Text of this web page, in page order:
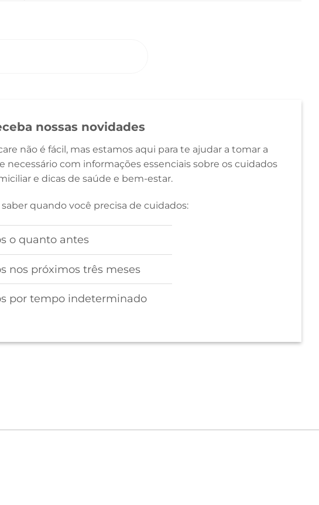
nossas novidades
não é fácil, mas estamos aqui para te ajudar a tomar a
com informações essenciais sobre os cuidados
e dicas de saúde e bem-estar.
quando você precisa de cuidados:
o quanto antes
nos próximos três meses
por tempo indeterminado